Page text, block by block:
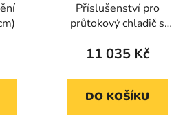
Příslušenství pro
průtokový chladič s
CFM
11 035 Kč
DO KOŠÍKU